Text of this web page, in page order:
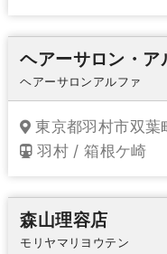
ヘアーサロン・ア
ヘアーサロンアルファ
東京都羽村市双葉
羽村 / 箱根ケ崎
森山理容店
モリヤマリヨウテン